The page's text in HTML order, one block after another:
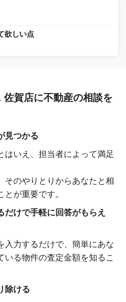
欲しい点
賀店に不動産の相談を
見つかる
はいえ、担当者によって満足
そのやりとりからあなたと相
が重要です。
だけで手軽に回答がもらえ
入力するだけで、簡単にあな
いる物件の査定金額を知るこ
除ける